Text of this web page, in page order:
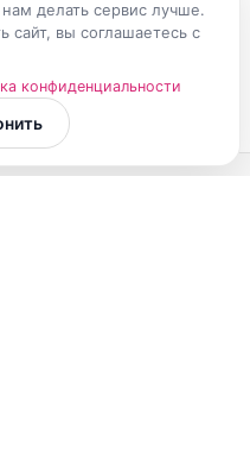
делать сервис лучше.
сайт, вы соглашаетесь с
конфиденциальности